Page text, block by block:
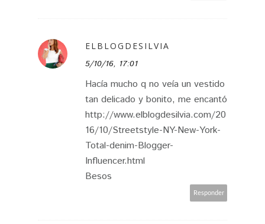
ELBLOGDESILVIA
5/10/16, 17:01
Hacía mucho q no veía un vestido
tan delicado y bonito, me encantó
http://www.elblogdesilvia.com/20
16/10/Streetstyle-NY-New-York-
Total-denim-Blogger-
Influencer.html
Besos
Responder